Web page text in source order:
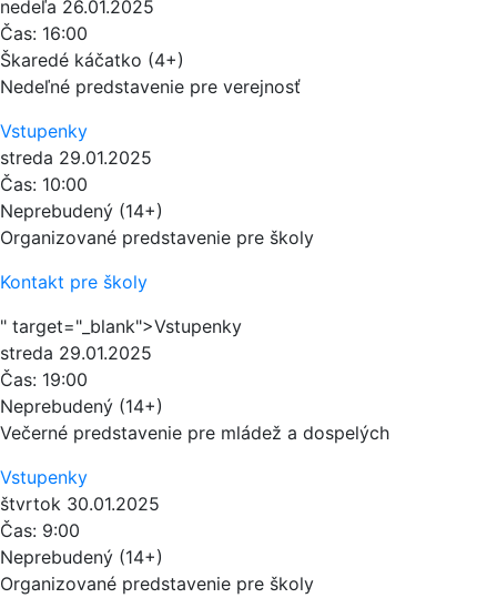
nedeľa 26.01.2025
Čas: 16:00
Škaredé káčatko (4+)
Nedeľné predstavenie pre verejnosť
Vstupenky
streda 29.01.2025
Čas: 10:00
Neprebudený (14+)
Organizované predstavenie pre školy
Kontakt pre školy
" target="_blank">Vstupenky
streda 29.01.2025
Čas: 19:00
Neprebudený (14+)
Večerné predstavenie pre mládež a dospelých
Vstupenky
štvrtok 30.01.2025
Čas: 9:00
Neprebudený (14+)
Organizované predstavenie pre školy